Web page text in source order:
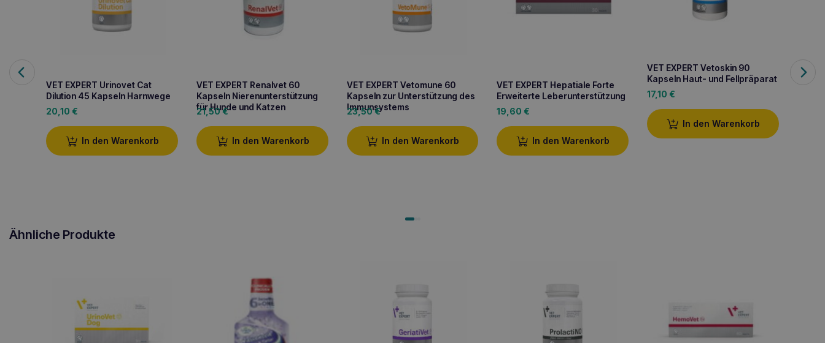
VET EXPERT Urinovet Cat
Dilution 45 Kapseln Harnwege
20,10 €
In den Warenkorb
VET EXPERT Renalvet 60
Kapseln Nierenunterstützung
für Hunde und Katzen
21,50€
In den Warenkorb
VET EXPERT Vetomune 60
Kapseln zur Unterstützung des
Immunsystems
23,50€
In den Warenkorb
VET EXPERT Hepatiale Forte
Erweiterte Leberunterstützung
19,60 €
In den Warenkorb
VET EXPERT Vetoskin 90
Kapseln Haut- und Fellpräparat
17,10 €
In den Warenkorb
Ähnliche Produkte